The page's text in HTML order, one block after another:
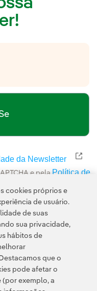
da Newsletter Link
e pela Política de
Informação legal
Configuração de cookies
cookies próprios e
de usuário.
de suas
sua privacidade,
hábitos de
que o
pode afetar o
exemplo, a